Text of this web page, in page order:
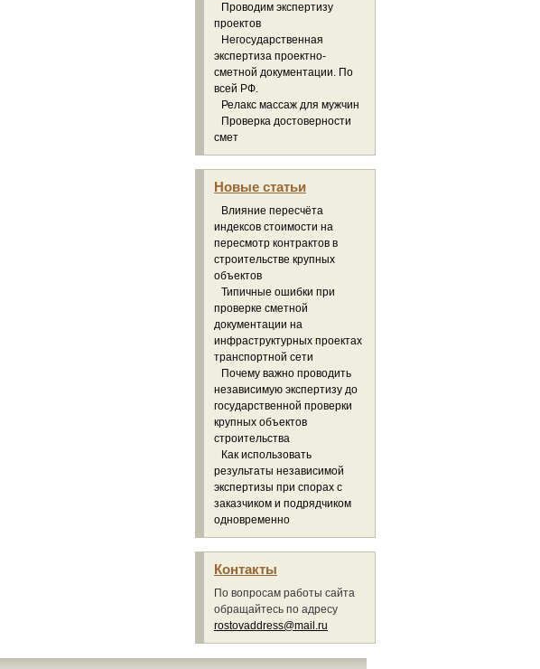
Проводим экспертизу
проектов
Негосударственная
экспертиза проектно-
сметной документации. По
всей РФ.
Релакс массаж для мужчин
Проверка достоверности
смет
Новые статьи
Влияние пересчёта
индексов стоимости на
пересмотр контрактов в
строительстве крупных
объектов
Типичные ошибки при
проверке сметной
документации на
инфраструктурных проектах
транспортной сети
Почему важно проводить
независимую экспертизу до
государственной проверки
крупных объектов
строительства
Как использовать
результаты независимой
экспертизы при спорах с
заказчиком и подрядчиком
одновременно
Контакты
По вопросам работы сайта
обращайтесь по адресу
rostovaddress@mail.ru